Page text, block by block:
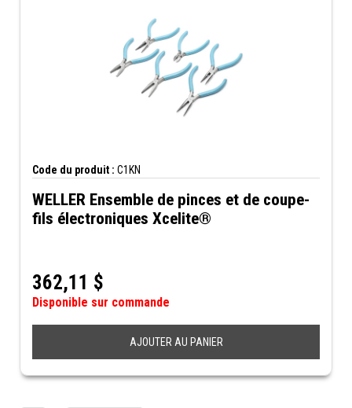
Code du produit : C1KN
WELLER Ensemble de pinces et de coupe-
fils électroniques Xcelite®
362,11 $
Disponible sur commande
AJOUTER AU PANIER